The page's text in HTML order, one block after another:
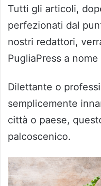
Tutti gli articoli,
perfezionati dal
nostri redattori,
PugliaPress a nome
Dilettante o
semplicemente
città o paese,
palcoscenico.